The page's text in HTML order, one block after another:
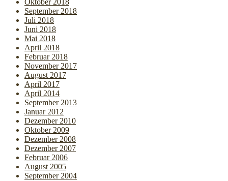
Oktober 2018
September 2018
Juli 2018
Juni 2018
Mai 2018
April 2018
Februar 2018
November 2017
August 2017
April 2017
April 2014
September 2013
Januar 2012
Dezember 2010
Oktober 2009
Dezember 2008
Dezember 2007
Februar 2006
August 2005
September 2004